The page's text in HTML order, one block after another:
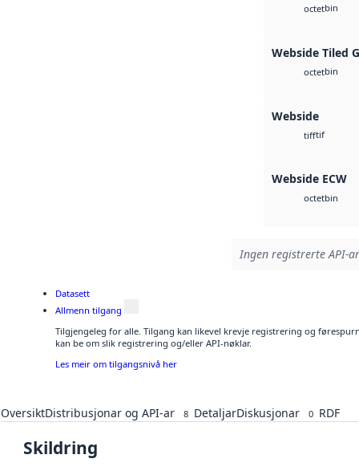
octetbin
Webside Tiled
octetbin
Webside
tifftif
Webside ECW
octetbin
Ingen registrerte API-
Datasett
Allmenn tilgang
Tilgjengeleg for alle. Tilgang kan likevel krevje registrering og
kan be om slik registrering og/eller API-nøklar.
Les meir om tilgangsnivå her
OversiktDistribusjonar og API-ar 8 DetaljarDiskusjonar 0 RDF
Skildring